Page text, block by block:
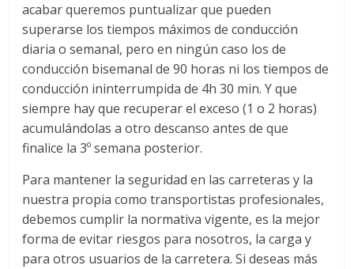
a
e
n
C
o
acabar queremos puntualizar que pueden
superarse los tiempos máximos de conducción
diaria o semanal, pero en ningún caso los de
conducción bisemanal de 90 horas ni los tiempos de
conducción ininterrumpida de 4h 30 min. Y que
siempre hay que recuperar el exceso (1 o 2 horas)
acumulándolas a otro descanso antes de que
finalice la 3º semana posterior.
Para mantener la seguridad en las carreteras y la
nuestra propia como transportistas profesionales,
debemos cumplir la normativa vigente, es la mejor
forma de evitar riesgos para nosotros, la carga y
para otros usuarios de la carretera. Si deseas más